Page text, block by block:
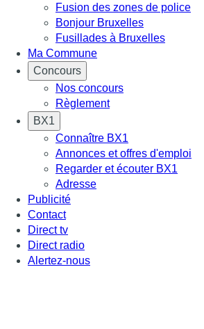
Fusion des zones de police
Bonjour Bruxelles
Fusillades à Bruxelles
Ma Commune
Concours
Nos concours
Règlement
BX1
Connaître BX1
Annonces et offres d'emploi
Regarder et écouter BX1
Adresse
Publicité
Contact
Direct tv
Direct radio
Alertez-nous